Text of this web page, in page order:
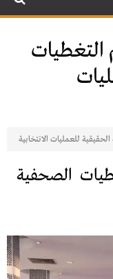
للعمليات الانتخابية
الصحفية